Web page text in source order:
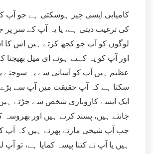
کامیابی ایسی چیز ہوسکتی ہے جو آپ
کی ترغیب دیتی ہے، یا یہ آپ کے سر
لوگوں کو آپ جو کچھ کرتے ہیں اس کا
اور آپ کو یہ کہتے ہوئے ای میل بھیجنا
عظیم ہیں آپ کو آسانی سے یہ سوچنے
سکتا ہے کہ آپ حقیقت میں آپ سے
ایک ایسے کاروباری شخص سے جڑتے
جانتے ہیں، پسند کرتے ہیں اور بھروسہ
جب آپ شیخی مارتے پھرتے ہیں کہ آپ
ہیں یا آپ نے کتنا پیسہ کمایا ہے، تو آپ